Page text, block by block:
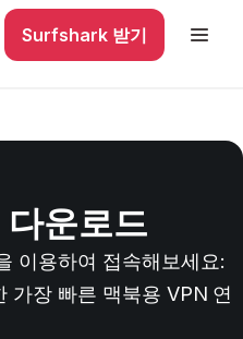
Surfshark 받기
운로드
이용하여 접속해보세요:
가장 빠른 맥북용 VPN 연